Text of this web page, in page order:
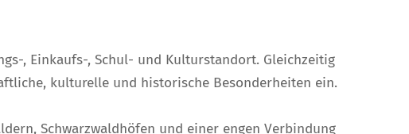
, Einkaufs-, Schul- und Kulturstandort. Gleichzeitig
kulturelle und historische Besonderheiten ein.
Schwarzwaldhöfen und einer engen Verbindung